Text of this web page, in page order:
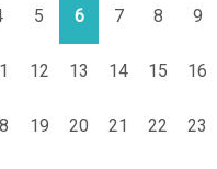
5 6 7 8 9
12 13 14 15 16
19 20 21 22 23